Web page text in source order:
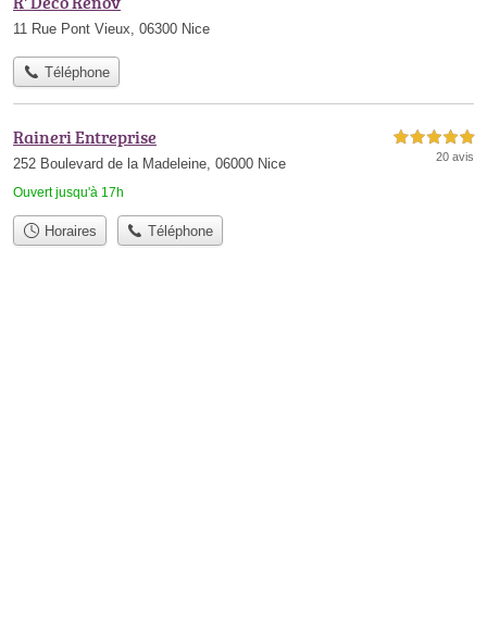
11 Rue Pont Vieux, 06300 Nice
Téléphone
Raineri Entreprise
252 Boulevard de la Madeleine, 06000 Nice
Ouvert jusqu'à 17h
5,0 étoiles sur 5
20 avis
Horaires Téléphone